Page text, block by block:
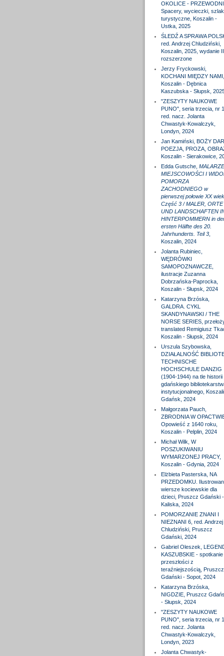
OKOLICE -
Spacery, wycieczki,
turystyczne, Koszalin -
Ustka, 2025
ŚLEDŹ A SPRAWA
red. Andrzej Chludziński,
Koszalin, 2025, wydanie II
rozszerzone
Jerzy Fryckowski,
KOCHANI MIĘDZY NAMI,
Koszalin - Dębnica
Kaszubska - Słupsk,
"ZESZYTY NAUKOWE
PUNO", seria trzecia, nr
red. nacz. Jolanta
Chwastyk-Kowalczyk,
Londyn, 2024
Jan Kamiński, BOŻY DAR.
POEZJA, PROZA,
Koszalin - Sierakowice,
Edda Gutsche,
MIEJSCOWOŚCI I
POMORZA
ZACHODNIEGO w
pierwszej połowie XX
Część 3 / MALER, ORTE
UND LANDSCHAFTEN
HINTERPOMMERN in
ersten Hälfte des 20.
Jahrhunderts. Teil 3,
Koszalin, 2024
Jolanta Rubiniec,
WĘDRÓWKI
SAMOPOZNAWCZE,
ilustracje Zuzanna
Dobrzańska-Paprocka,
Koszalin - Słupsk, 2024
Katarzyna Brzóska,
GALDRA. CYKL
SKANDYNAWSKI / THE
NORSE SERIES,
translated Remigiusz
Koszalin - Słupsk, 2024
Urszula Szybowska,
DZIAŁALNOŚĆ
TECHNISCHE
HOCHSCHULE DANZIG
(1904-1944) na tle historii
gdańskiego
instytucjonalnego,
Gdańsk, 2024
Małgorzata Pauch,
ZBRODNIA W
Opowieść z 1640 roku,
Koszalin - Pelplin, 2024
Michał Wilk, W
POSZUKIWANIU
WYMARZONEJ PRACY,
Koszalin - Gdynia, 2024
Elżbieta Pasterska, NA
PRZEDOMKU.
wiersze kociewskie dla
dzieci, Pruszcz Gdański -
Kaliska, 2024
POMORZANIE ZNANI I
NIEZNANI 6, red. Andrzej
Chludziński, Pruszcz
Gdański, 2024
Gabriel Oleszek,
KASZUBSKIE - spotkanie
przeszłości z
teraźniejszością, Pruszcz
Gdański - Sopot, 2024
Katarzyna Brzóska,
NIGDZIE, Pruszcz
- Słupsk, 2024
"ZESZYTY NAUKOWE
PUNO", seria trzecia, nr
red. nacz. Jolanta
Chwastyk-Kowalczyk,
Londyn, 2023
Jolanta Chwastyk-